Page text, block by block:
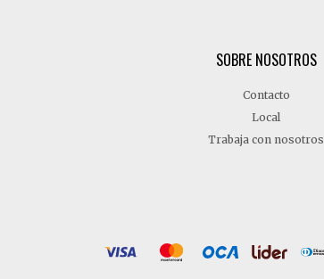
SOBRE NOSOTROS
Contacto
Local
Trabaja con nosotros